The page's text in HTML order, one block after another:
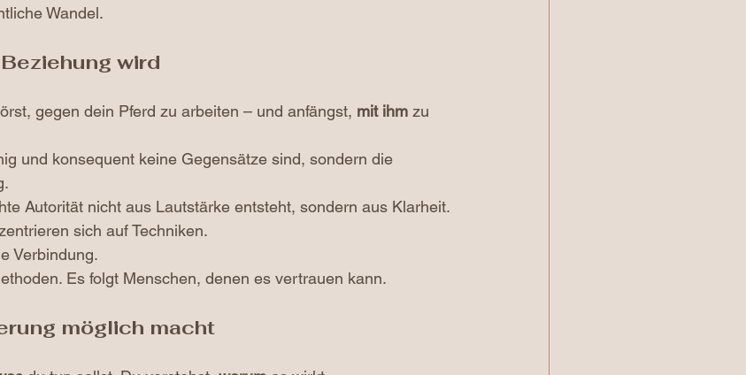
Wandel.
wird
gegen dein Pferd zu arbeiten – und anfängst, mit ihm zu
und konsequent keine Gegensätze sind, sondern die
Autorität nicht aus Lautstärke entsteht, sondern aus Klarheit.
sich auf Techniken.
Verbindung.
Es folgt Menschen, denen es vertrauen kann.
möglich macht